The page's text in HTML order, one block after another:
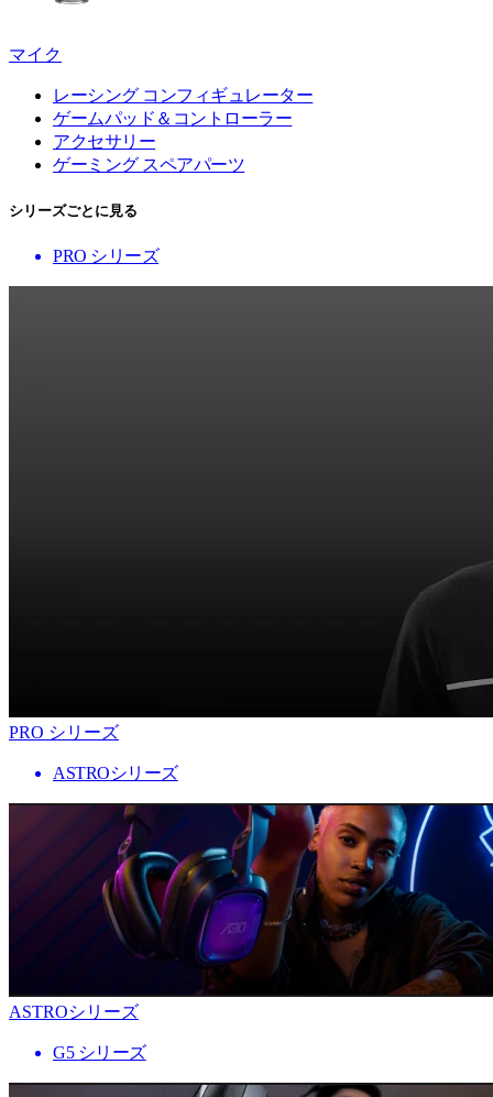
マイク
レーシング コンフィギュレーター
ゲームパッド＆コントローラー
アクセサリー
ゲーミング スペアパーツ
シリーズごとに見る
PRO シリーズ
PRO シリーズ
ASTROシリーズ
ASTROシリーズ
G5 シリーズ